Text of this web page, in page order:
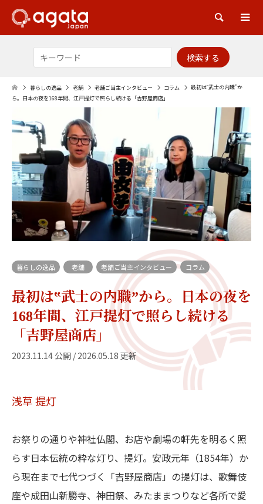
検索
暮らしの逸品 老舗 老舗ご当主インタビュー コラム
最初は‟武士の内職”か
ら。日本の夜を168年間、江戸提灯で照らし続ける「吉野屋商店」
暮らしの逸品 老舗 老舗ご当主インタビュー コラム
最初は‟武士の内職”から。日本の夜を
168年間、江戸提灯で照らし続ける
「吉野屋商店」
2023.11.14 公開 / 2026.05.18 更新
浅草提灯
お祭りの通りや神社仏閣、お店や劇場の軒先を明るく照
らす日本伝統の粋な灯り、提灯。安政元年（1854年）か
ら現在まで七代つづく「吉野屋商店」の提灯は、歌舞伎
座や成田山新勝寺、神田祭、みたままつりなど各所で愛